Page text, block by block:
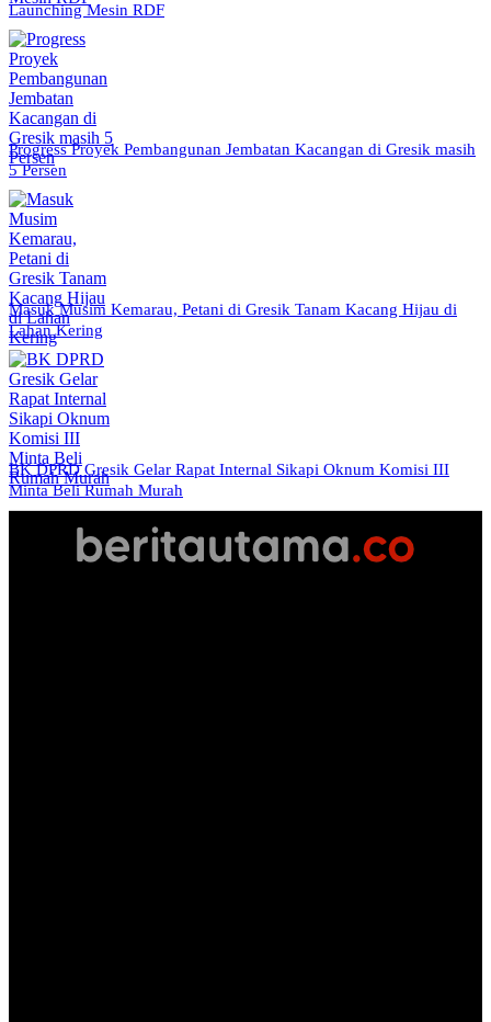
Launching Mesin RDF
Progress Proyek Pembangunan Jembatan Kacangan di Gresik masih
5 Persen
Masuk Musim Kemarau, Petani di Gresik Tanam Kacang Hijau di
Lahan Kering
BK DPRD Gresik Gelar Rapat Internal Sikapi Oknum Komisi III
Minta Beli Rumah Murah